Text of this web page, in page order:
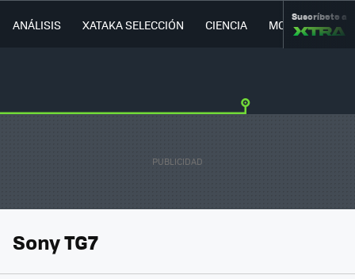
ANÁLISIS XATAKA SELECCIÓN CIENCIA MOVILIDAD
Suscríbete a
Sony TG7